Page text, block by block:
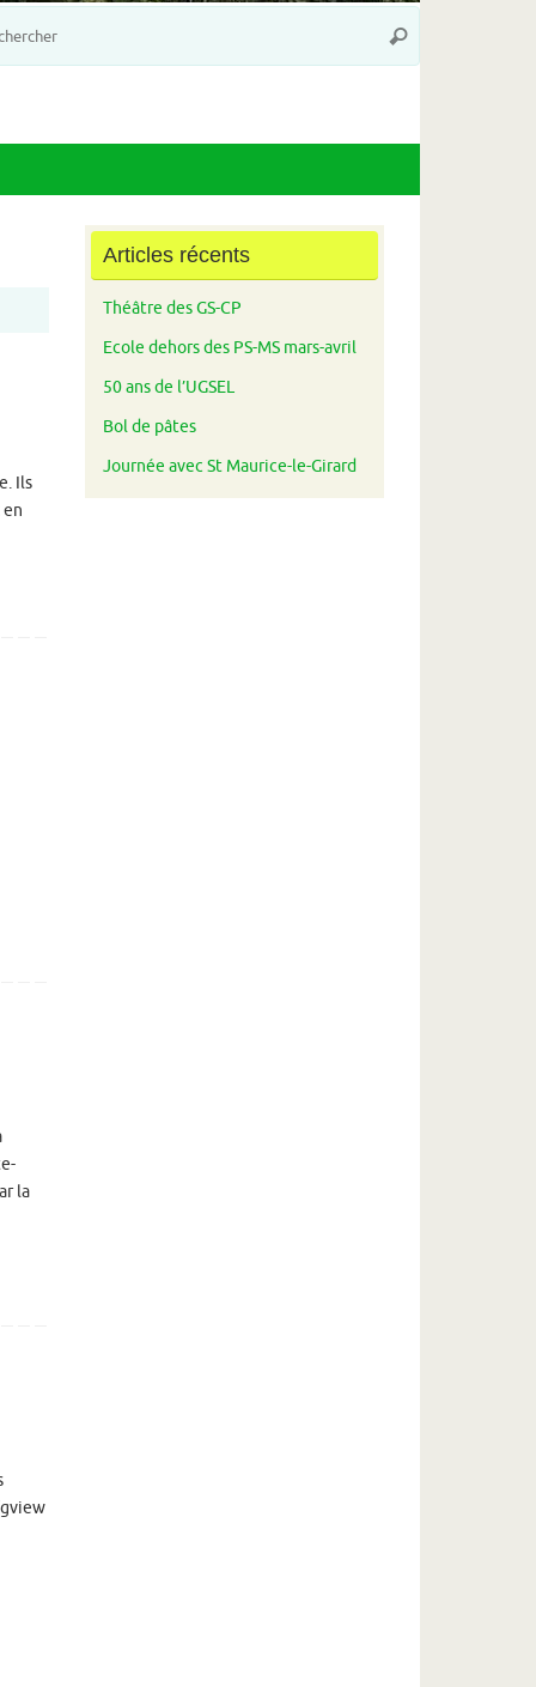
Rechercher
Ils
la
Articles récents
Théâtre des GS-CP
Ecole dehors des PS-MS mars-avril
50 ans de l’UGSEL
Bol de pâtes
Journée avec St Maurice-le-Girard